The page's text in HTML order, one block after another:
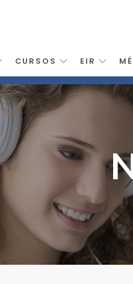
CURSOS EIR